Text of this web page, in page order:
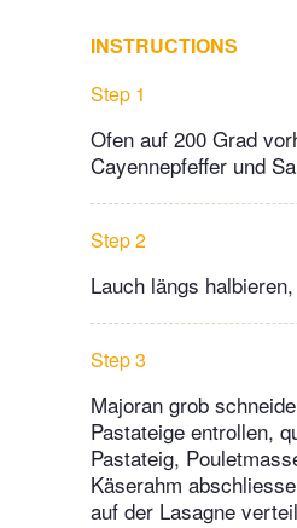
INSTRUCTIONS
Step 1
Ofen auf 200 Grad
Cayennepfeffer und
Step 2
Lauch längs
Step 3
Majoran grob
Pastateige entrollen,
Pastateig,
Käserahm
auf der Lasagne